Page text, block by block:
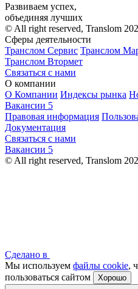
Развиваем успех,
объединяя лучших
© All right reserved, Translom
Сферы деятельности
Транслом Сервис Транслом
Транслом Втормет
Связаться с нами
О компании
О Компании Индексы рынка
Вакансии 5
Правовая информация
Документация
Связаться с нами
Вакансии 5
© All right reserved, Translom
Сделано в
Мы используем файлы cookie,
пользоваться сайтом
Хорошо